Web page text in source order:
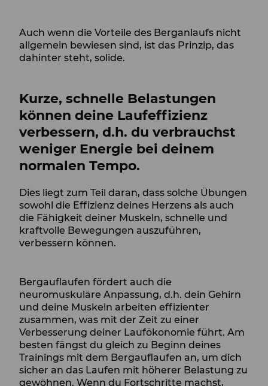
Auch wenn die Vorteile des Berganlaufs nicht
allgemein bewiesen sind, ist das Prinzip, das
dahinter steht, solide.
Kurze, schnelle Belastungen
können deine Laufeffizienz
verbessern, d.h. du verbrauchst
weniger Energie bei deinem
normalen Tempo.
Dies liegt zum Teil daran, dass solche Übungen
sowohl die Effizienz deines Herzens als auch
die Fähigkeit deiner Muskeln, schnelle und
kraftvolle Bewegungen auszuführen,
verbessern können.
Bergauflaufen fördert auch die
neuromuskuläre Anpassung, d.h. dein Gehirn
und deine Muskeln arbeiten effizienter
zusammen, was mit der Zeit zu einer
Verbesserung deiner Laufökonomie führt. Am
besten fängst du gleich zu Beginn deines
Trainings mit dem Bergauflaufen an, um dich
sicher an das Laufen mit höherer Belastung zu
gewöhnen. Wenn du Fortschritte machst,